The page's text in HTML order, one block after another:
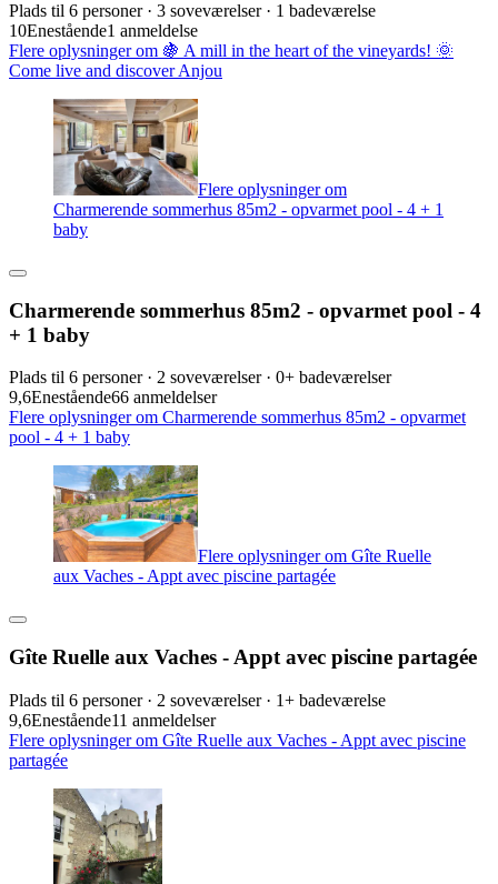
Plads til 6 personer · 3 soveværelser · 1 badeværelse
10Enestående1 anmeldelse
Flere oplysninger om 🍇 A mill in the heart of the vineyards! 🌞
Come live and discover Anjou
Flere oplysninger om
Charmerende sommerhus 85m2 - opvarmet pool - 4 + 1
baby
Charmerende sommerhus 85m2 - opvarmet pool - 4
+ 1 baby
Plads til 6 personer · 2 soveværelser · 0+ badeværelser
9,6Enestående66 anmeldelser
Flere oplysninger om Charmerende sommerhus 85m2 - opvarmet
pool - 4 + 1 baby
Flere oplysninger om Gîte Ruelle
aux Vaches - Appt avec piscine partagée
Gîte Ruelle aux Vaches - Appt avec piscine partagée
Plads til 6 personer · 2 soveværelser · 1+ badeværelse
9,6Enestående11 anmeldelser
Flere oplysninger om Gîte Ruelle aux Vaches - Appt avec piscine
partagée